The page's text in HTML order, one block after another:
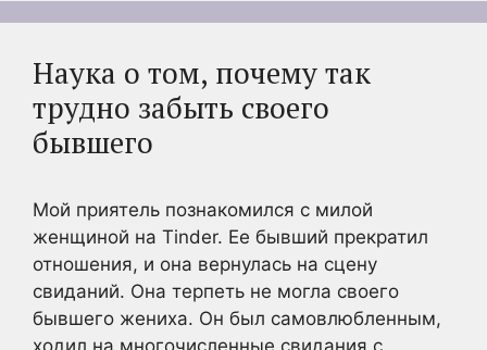
Наука о том, почему так
трудно забыть своего
бывшего
Мой приятель познакомился с милой
женщиной на Tinder. Ее бывший прекратил
отношения, и она вернулась на сцену
свиданий. Она терпеть не могла своего
бывшего жениха. Он был самовлюбленным,
ходил на многочисленные свидания с